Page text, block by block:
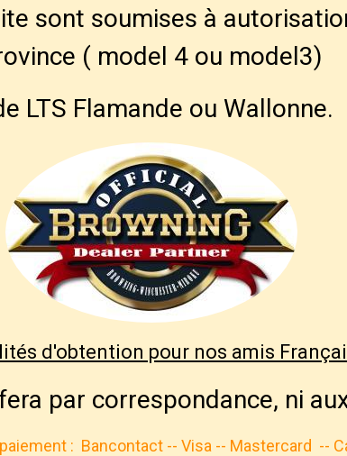
sont soumises à
( model 4 ou model3)
LTS Flamande ou Wallonne.
d'obtention pour nos amis
par correspondance, ni
: Bancontact -- Visa -- Mastercard --